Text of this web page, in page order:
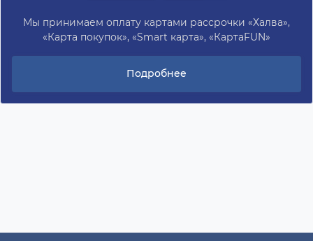
Мы принимаем оплату картами рассрочки «Халва»,
«Карта покупок», «Smart карта», «КартаFUN»
Подробнее